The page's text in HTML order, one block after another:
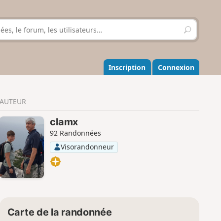
R
e
h
e
r
r
Inscription Connexion
AUTEUR
clamx
92 Randonnées
Visorandonneur
Carte de la randonnée